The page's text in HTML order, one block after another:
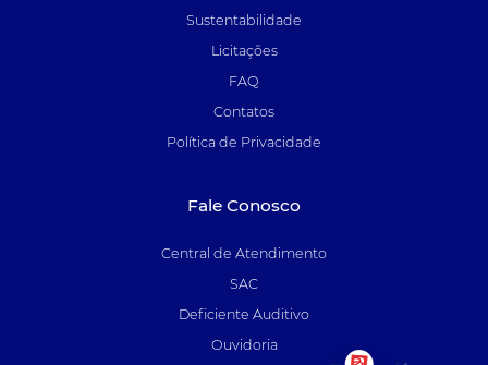
Sustentabilidade
Licitações
FAQ
Contatos
Política de Privacidade
Fale Conosco
Central de Atendimento
SAC
Deficiente Auditivo
Ouvidoria